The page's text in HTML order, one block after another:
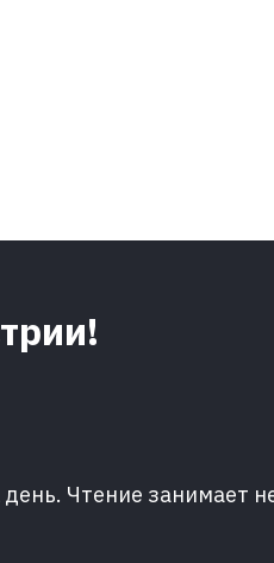
Чтение занимает